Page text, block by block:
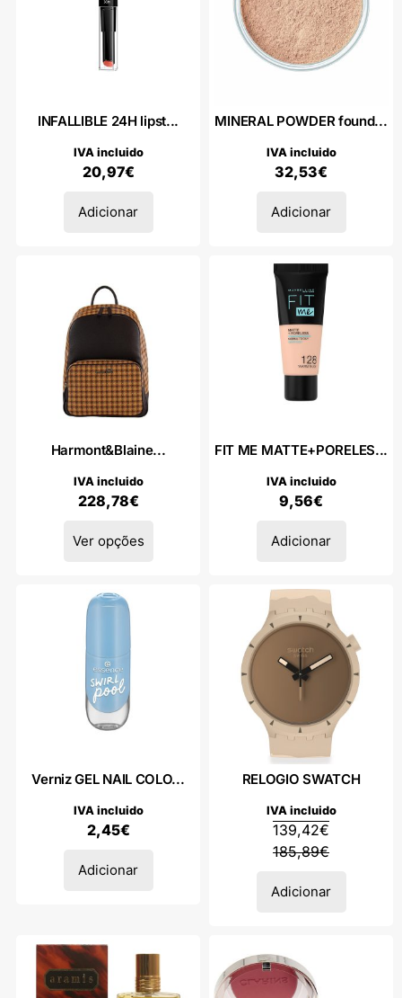
INFALLIBLE 24H lipst...
20,97€
IVA incluido
Adicionar
MINERAL POWDER found...
32,53€
IVA incluido
Adicionar
Harmont&Blaine...
228,78€
IVA incluido
Ver opções
FIT ME MATTE+PORELES...
9,56€
IVA incluido
Adicionar
Verniz GEL NAIL COLO...
2,45€
IVA incluido
Adicionar
RELOGIO SWATCH
185,89€
139,42€
IVA incluido
Adicionar